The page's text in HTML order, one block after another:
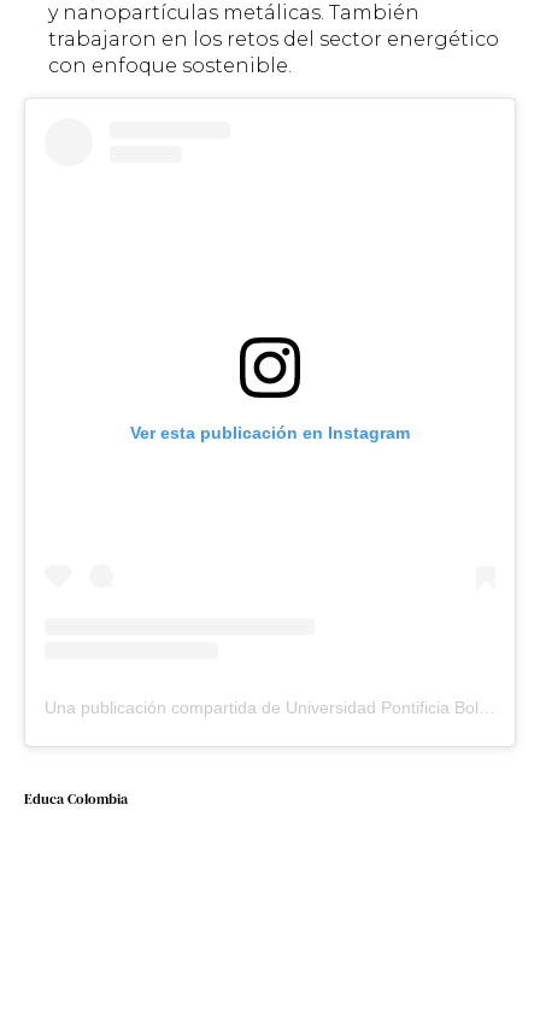
y nanopartículas metálicas. También
trabajaron en los retos del sector energético
con enfoque sostenible.
Ver esta publicación en Instagram
Educa Colombia